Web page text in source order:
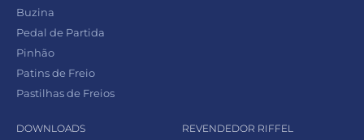
Buzina
Pedal de Partida
Pinhão
Patins de Freio
Pastilhas de Freios
DOWNLOADS REVENDEDOR RIFFEL